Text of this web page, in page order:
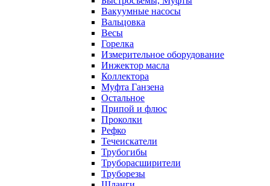
Вакуумные насосы
Вальцовка
Весы
Горелка
Измерительное оборудование
Инжектор масла
Коллектора
Муфта Ганзена
Остальное
Припой и флюс
Проколки
Рефко
Течеискатели
Трубогибы
Труборасширители
Труборезы